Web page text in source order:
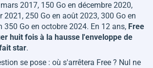
2017, 150 Go en décembre 2020,
2021, 250 Go en août 2023, 300 Go en
350 Go en octobre 2024. En 12 ans, Free
huit fois à la hausse l'enveloppe de
star.
se pose : où s'arrêtera Free ? Nul ne